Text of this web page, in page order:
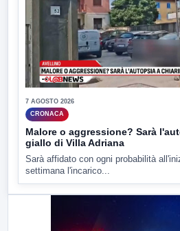
7 AGOSTO 2026
CRONACA
Malore o aggressione? Sarà
giallo di Villa Adriana
Sarà affidato con ogni probabilità
settimana l'incarico...